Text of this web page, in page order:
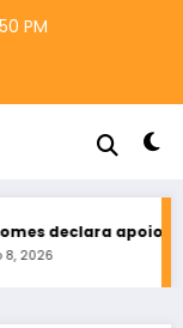
PM
à reeleição de